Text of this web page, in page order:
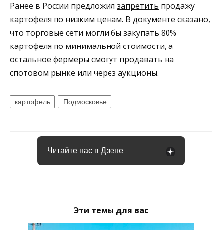
Ранее в России предложил запретить продажу
картофеля по низким ценам. В документе сказано,
что торговые сети могли бы закупать 80%
картофеля по минимальной стоимости, а
остальное фермеры смогут продавать на
спотовом рынке или через аукционы.
картофель Подмосковье
Читайте нас в Дзене
Эти темы для вас